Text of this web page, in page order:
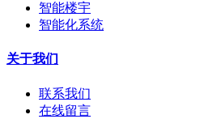
智能楼宇
智能化系统
关于我们
联系我们
在线留言